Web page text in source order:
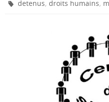
detenus,droits humains,